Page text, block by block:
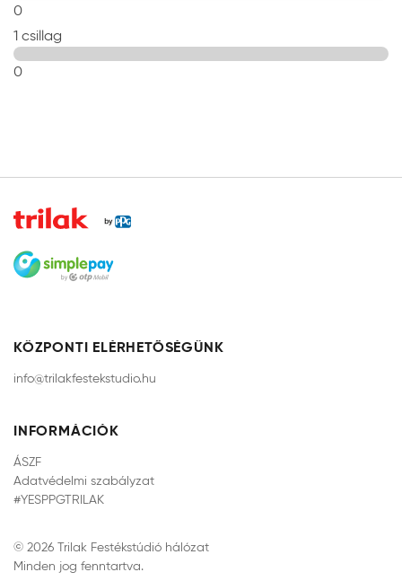
0
1 csillag
0
KÖZPONTI ELÉRHETŐSÉGÜNK
info@trilakfestekstudio.hu
INFORMÁCIÓK
ÁSZF
Adatvédelmi szabályzat
#YESPPGTRILAK
© 2026 Trilak Festékstúdió hálózat
Minden jog fenntartva.